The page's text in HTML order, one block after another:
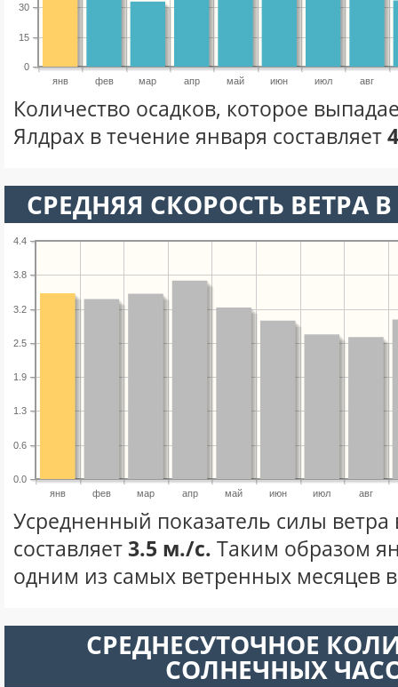
янв фев мар апр май июн июл авг
0
15
30
Количество осадков, которое
Ялдрах в течение января составляет
СРЕДНЯЯ СКОРОСТЬ ВЕТРА
янв фев мар апр май июн июл авг
0.0
0.6
1.3
1.9
2.5
3.2
3.8
4.4
Усредненный показатель силы ветра
составляет3.5 м./с. Таким образом
одним из самых ветренных месяцев в
СРЕДНЕСУТОЧНОЕ
СОЛНЕЧНЫХ